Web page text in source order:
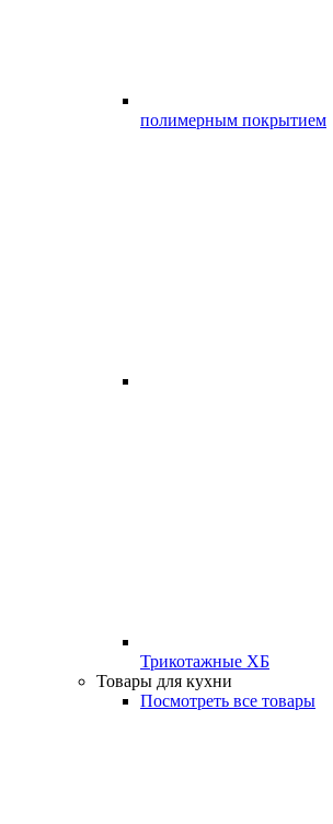
полимерным покрытием
Трикотажные ХБ
Товары для кухни
Посмотреть все товары